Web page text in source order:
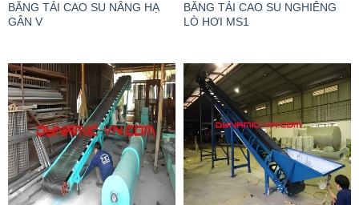
BĂNG TẢI CAO SU NÂNG HẠ
GÂN V
BĂNG TẢI CAO SU NGHIÊNG
LÒ HƠI MS1